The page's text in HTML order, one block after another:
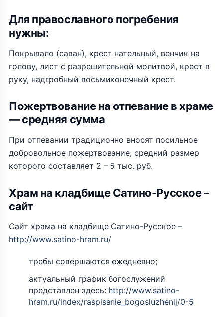
Для православного погребения
нужны:
Покрывало (саван), крест нательный, венчик на
голову, лист с разрешительной молитвой, крест в
руку, надгробный восьмиконечный крест.
Пожертвование на отпевание в храме
— средняя сумма
При отпевании традиционно вносят посильное
добровольное пожертвование, средний размер
которого составляет 2 – 5 тыс. руб.
Храм на кладбище Сатино-Русское –
сайт
Сайт храма на кладбище Сатино-Русское –
http://www.satino-hram.ru/
требы совершаются ежедневно;
актуальный график богослужений
представлен здесь: http://www.satino-
hram.ru/index/raspisanie_bogosluzhenij/0-5